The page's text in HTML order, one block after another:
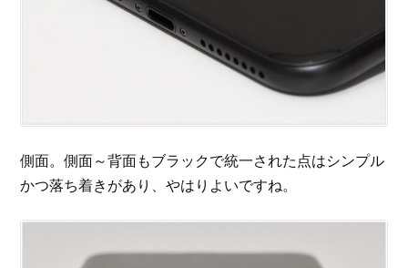
側面。側面～背面もブラックで統一された点はシンプル
かつ落ち着きがあり、やはりよいですね。